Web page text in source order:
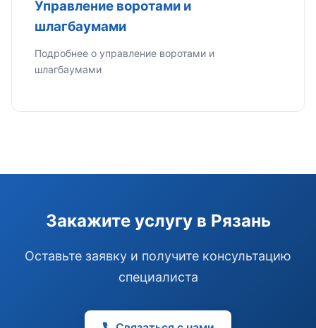
Управление воротами и
шлагбаумами
Подробнее о управление воротами и
шлагбаумами
Закажите услугу в Рязань
Оставьте заявку и получите консультацию
специалиста
Э
Подобрать сигнализацию